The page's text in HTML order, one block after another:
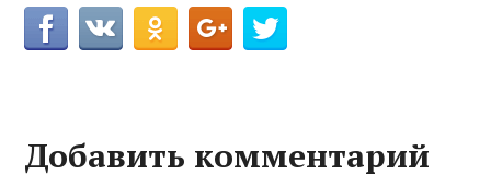
Добавить комментарий